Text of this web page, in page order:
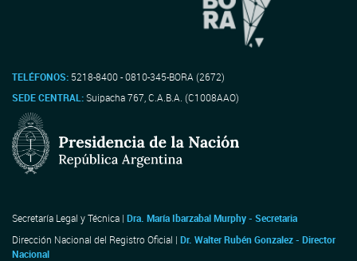
TELÉFONOS: 5218-8400 - 0810-345-BORA (2672)
SEDE CENTRAL:Suipacha 767, C.A.B.A. (C1008AAO)
Secretaría Legal y Técnica | Dra. María Ibarzabal Murphy - Secretaria
Dirección Nacional del Registro Oficial | Dr. Walter Rubén Gonzalez - Director
Nacional